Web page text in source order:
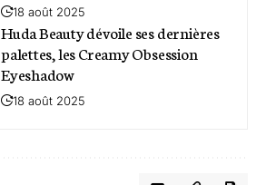
18 août 2025
Huda Beauty dévoile ses dernières
palettes, les Creamy Obsession
Eyeshadow
18 août 2025